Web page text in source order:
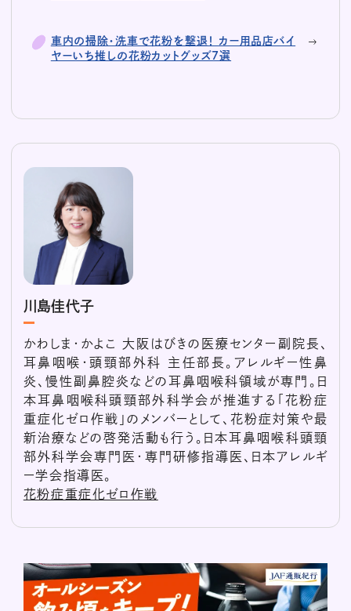
車内の掃除・洗車で花粉を撃退！ カー用品店バイ
ヤーいち推しの花粉カットグッズ7選
川島佳代子
かわしま・かよこ 大阪はびきの医療センター副院長、
耳鼻咽喉・頭頸部外科 主任部長。アレルギー性鼻
炎、慢性副鼻腔炎などの耳鼻咽喉科領域が専門。日
本耳鼻咽喉科頭頸部外科学会が推進する「花粉症
重症化ゼロ作戦」のメンバーとして、花粉症対策や最
新治療などの啓発活動も行う。日本耳鼻咽喉科頭頸
部外科学会専門医・専門研修指導医、日本アレルギ
ー学会指導医。
花粉症重症化ゼロ作戦